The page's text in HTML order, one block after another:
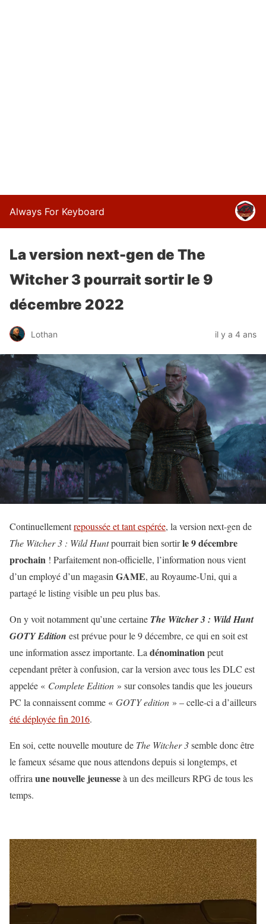
Always For Keyboard
La version next-gen de The
Witcher 3 pourrait sortir le 9
décembre 2022
Lothan il y a 4 ans
Continuellementrepoussée et tant espérée, la version next-gen de
The Witcher 3 : Wild Huntpourrait bien sortirle 9 décembre
prochain ! Parfaitement non-officielle, l’information nous vient
d’un employé d’un magasin GAME, au Royaume-Uni, qui a
partagé le listing visible un peu plus bas.
On y voit notamment qu’une certaine The Witcher 3 : Wild Hunt
GOTY Edition est prévue pour le 9 décembre, ce qui en soit est
une information assez importante. La dénominationpeut
cependant prêter à confusion, car la version avec tous les DLC est
appelée « Complete Edition » sur consoles tandis que les joueurs
PC la connaissent comme « GOTY edition » – celle-ci a d’ailleurs
été déployée fin 2016.
En soi, cette nouvelle mouture de The Witcher 3semble donc être
le fameux sésame que nous attendons depuis si longtemps, et
offrira une nouvelle jeunesseà un des meilleurs RPG de tous les
temps.